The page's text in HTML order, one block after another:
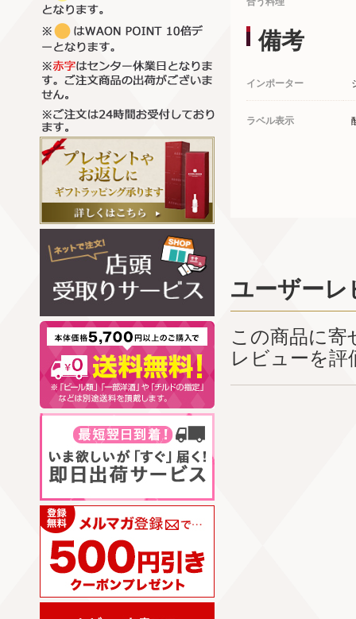
備考
インポーター
ラベル表示
ユーザーレ
この商品に
レビューを評